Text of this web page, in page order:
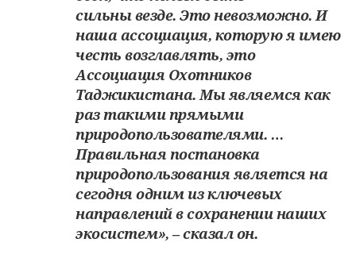
сильны везде. Это невозможно. И
наша ассоциация, которую я имею
честь возглавлять, это
Ассоциация Охотников
Таджикистана. Мы являемся как
раз такими прямыми
природопользователями. …
Правильная постановка
природопользования является на
сегодня одним из ключевых
направлений в сохранении наших
экосистем», – сказал он.